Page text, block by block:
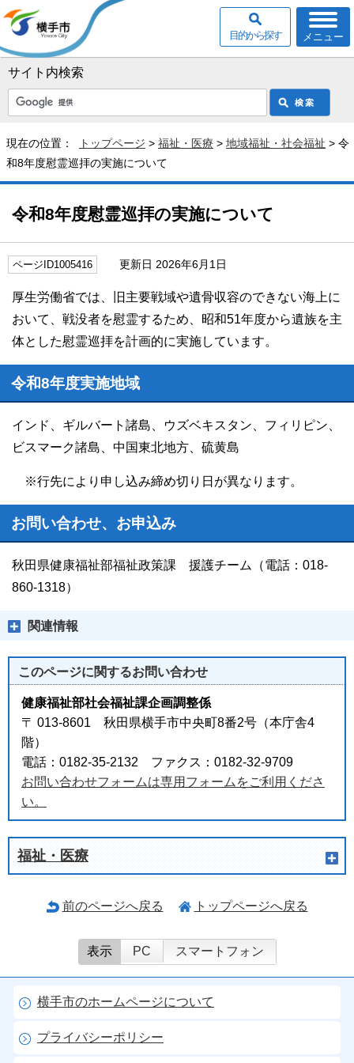
サイト内検索
メニュー
目的から探す
現在の位置： トップページ > 福祉・医療 > 地域福祉・社会福祉 > 令
和8年度慰霊巡拝の実施について
令和8年度慰霊巡拝の実施について
ページID1005416 更新日 2026年6月1日
厚生労働省では、旧主要戦域や遺骨収容のできない海上に
おいて、戦没者を慰霊するため、昭和51年度から遺族を主
体とした慰霊巡拝を計画的に実施しています。
令和8年度実施地域
インド、ギルバート諸島、ウズベキスタン、フィリピン、
ビスマーク諸島、中国東北地方、硫黄島
※行先により申し込み締め切り日が異なります。
お問い合わせ、お申込み
秋田県健康福祉部福祉政策課 援護チーム（電話：018-
860-1318）
関連情報
このページに関するお問い合わせ
健康福祉部社会福祉課企画調整係
〒 013-8601 秋田県横手市中央町8番2号（本庁舎4
階）
電話：0182-35-2132 ファクス：0182-32-9709
お問い合わせフォームは専用フォームをご利用くださ
い。
福祉・医療
前のページへ戻る トップページへ戻る
表示 PC スマートフォン
横手市のホームページについて
プライバシーポリシー